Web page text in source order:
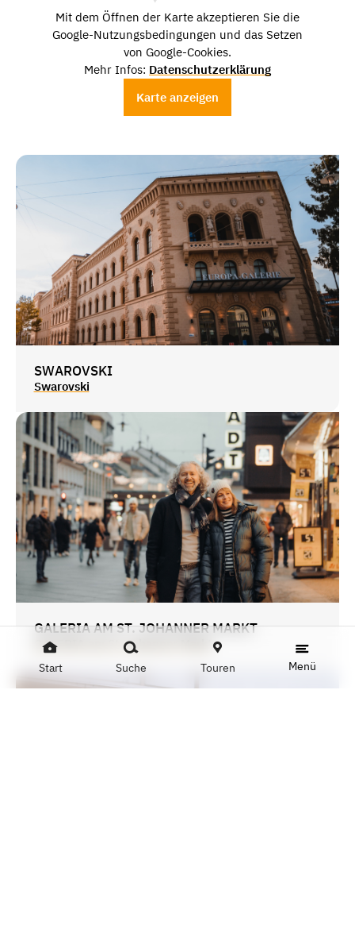
Mit dem Öffnen der Karte akzeptieren Sie die
Google-Nutzungsbedingungen und das Setzen
von Google-Cookies.
Mehr Infos: Datenschutzerklärung
Karte anzeigen
SWAROVSKI
Swarovski
GALERIA AM ST. JOHANNER MARKT
GALERIA am St. Johanner Markt
Start Suche Touren Menü